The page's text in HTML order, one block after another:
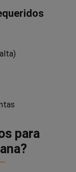
para